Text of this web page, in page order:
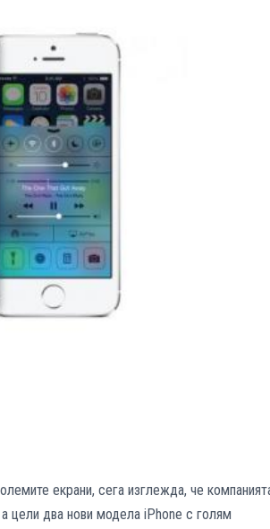
екрани, сега изглежда, че
цели два нови модела iPhone с голям